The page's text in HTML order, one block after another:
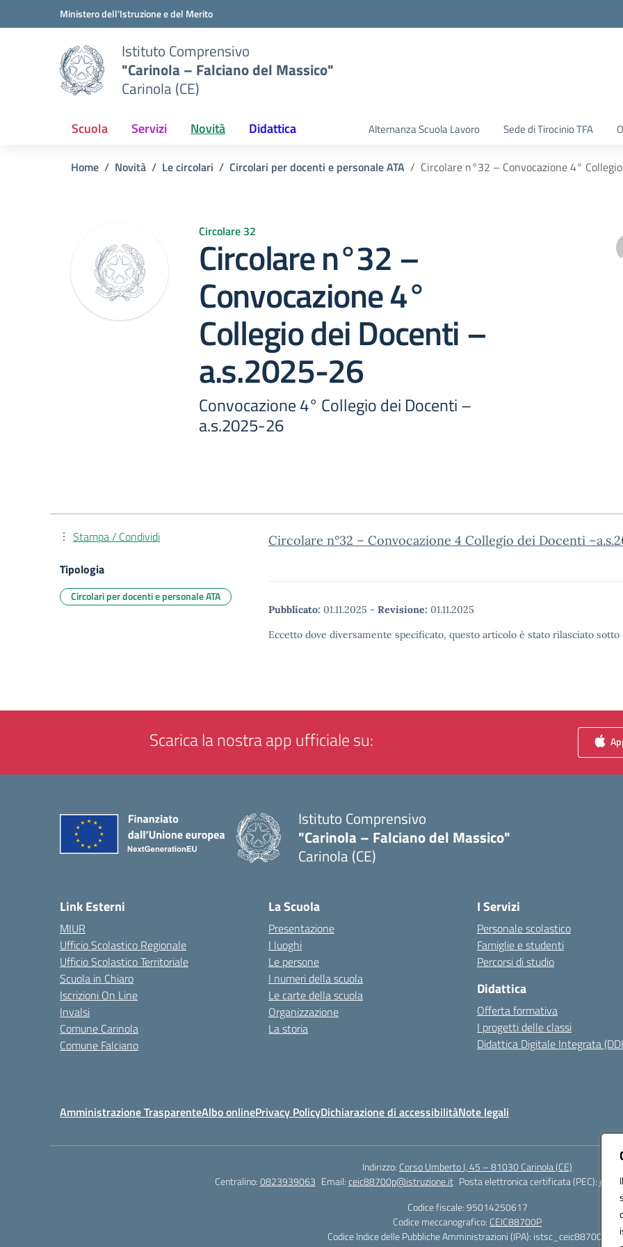
Vai ai contenuti
Vai al menu di navigazioneMinistero dell'Istruzione e del Merito
Istituto Comprensivo
"Carinola – Falciano del Massico"
Carinola (CE)
Scuola Servizi Novità Didattica Alternanza Scuola Lavoro Sede di Tirocinio TFA
Home Novità Le circolari Circolari per docenti e personale ATA Circolare n°32 – Convocazione 4°
Circolare 32
Circolare n°32 –
Convocazione 4°
Collegio dei Docenti –
a.s.2025-26
Convocazione 4° Collegio dei Docenti –
a.s.2025-26
Circolare n°32 – Convocazione 4 Collegio dei Docenti
Pubblicato: 01.11.2025 - Revisione: 01.11.2025
Eccetto dove diversamente specificato, questo articolo è stato rilasciato
Stampa / Condividi
Tipologia
Circolari per docenti e personale ATA
Scarica la nostra app ufficiale su:
Istituto Comprensivo
"Carinola – Falciano del Massico"
Carinola (CE)
Link Esterni
MIUR
Ufficio Scolastico Regionale
Ufficio Scolastico Territoriale
Scuola in Chiaro
Iscrizioni On Line
Invalsi
Comune Carinola
Comune Falciano
La Scuola
Presentazione
I luoghi
Le persone
I numeri della scuola
Le carte della scuola
Organizzazione
La storia
I Servizi
Personale scolastico
Famiglie e studenti
Percorsi di studio
Didattica
Offerta formativa
I progetti delle classi
Didattica Digitale Integrata
Amministrazione TrasparenteAlbo onlinePrivacy PolicyDichiarazione di accessibilitàNote legali
Indirizzo: Corso Umberto I, 45 – 81030 Carinola (CE)
Centralino:0823939063 Email:ceic88700p@istruzione.it Posta elettronica certificata (PEC):
Codice fiscale: 95014250617
Codice meccanografico: CEIC88700P
Codice Indice delle Pubbliche Amministrazioni (IPA): istsc_ceic88700p